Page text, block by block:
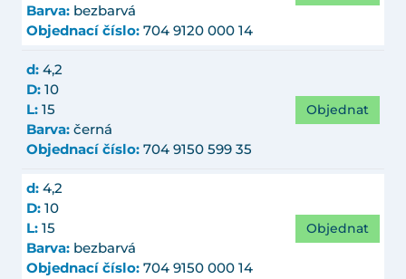
Barva: bezbarvá
Objednací číslo: 704 9120 000 14
d: 4,2
D: 10
L: 15
Barva: černá
Objednací číslo: 704 9150 599 35
Objednat
d: 4,2
D: 10
L: 15
Barva: bezbarvá
Objednací číslo: 704 9150 000 14
Objednat